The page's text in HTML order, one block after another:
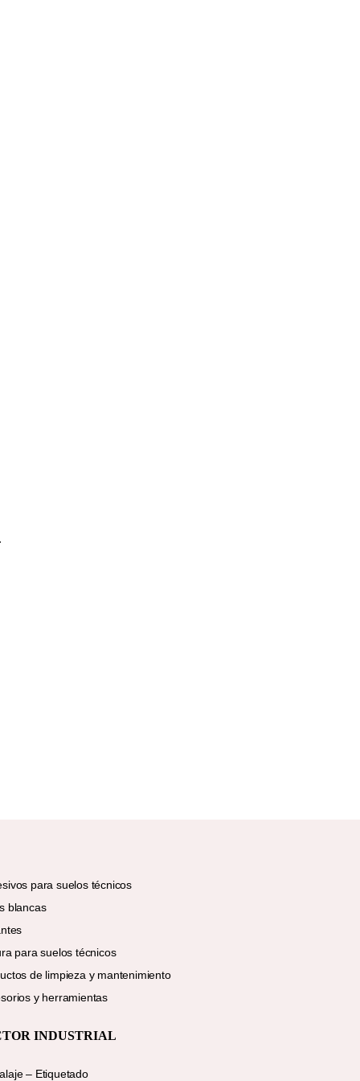
para suelos técnicos
blancas
para suelos técnicos
de limpieza y mantenimiento
y herramientas
INDUSTRIAL
– Etiquetado